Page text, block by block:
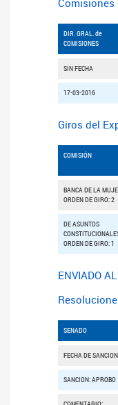
Comisiones
DIR. GRAL. de
COMISIONES
SIN FECHA
17-03-2016
Giros del
COMISIÓN
BANCA DE LA
ORDEN DE GIRO: 2
DE ASUNTOS
ORDEN DE GIRO: 1
ENVIADO
SENADO
FECHA DE
SANCION: APROBO